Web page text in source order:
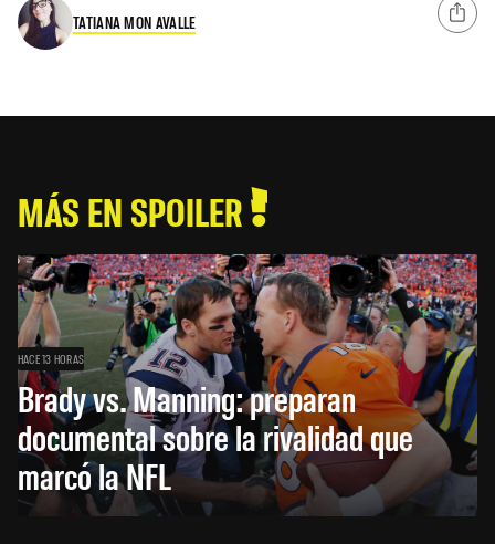
TATIANA MON AVALLE
MÁS EN SPOILER
HACE 13 HORAS
Brady vs. Manning: preparan
documental sobre la rivalidad que
marcó la NFL